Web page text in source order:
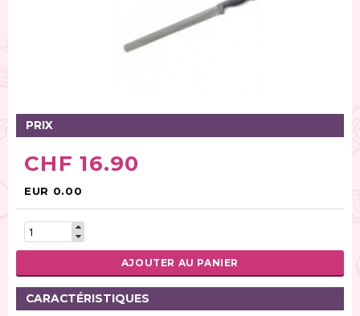
Poches à douille et bouteilles (62)
Spatules / ustensiles (90)
Pinces (6)
Rouleaux (18)
Tapis (21)
Outils pour pâte à sucre (86)
Presses à textures (26)
RÉINITIALISER LA RECHERCHE
PRIX
CHF 16.90
EUR 0.00
AJOUTER AU PANIER
CARACTÉRISTIQUES